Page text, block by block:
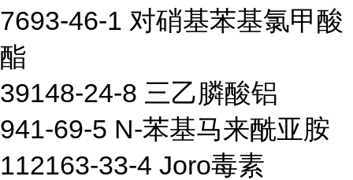
7693-46-1 对硝基苯基氯甲酸
酯
39148-24-8 三乙膦酸铝
941-69-5 N-苯基马来酰亚胺
112163-33-4 Joro毒素